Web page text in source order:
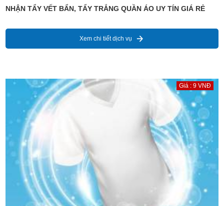
NHẬN TẨY VẾT BẨN, TẨY TRẮNG QUẦN ÁO UY TÍN GIÁ RẺ
Xem chi tiết dịch vụ
Giá : 9 VNĐ